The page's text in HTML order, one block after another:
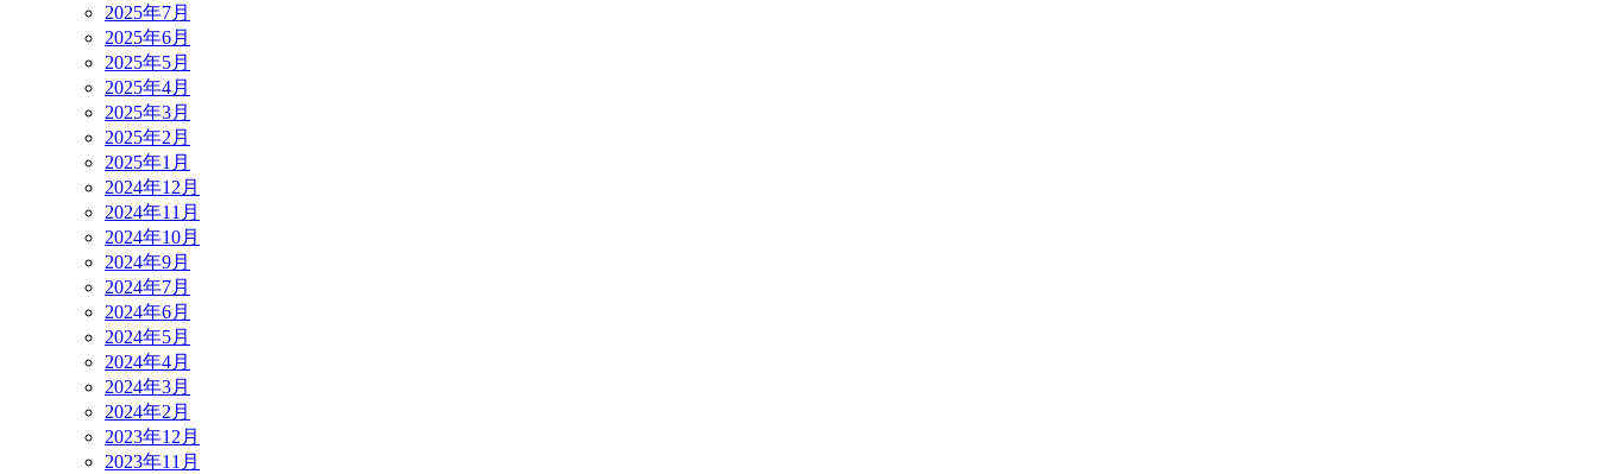
2025年7月
2025年6月
2025年5月
2025年4月
2025年3月
2025年2月
2025年1月
2024年12月
2024年11月
2024年10月
2024年9月
2024年7月
2024年6月
2024年5月
2024年4月
2024年3月
2024年2月
2023年12月
2023年11月